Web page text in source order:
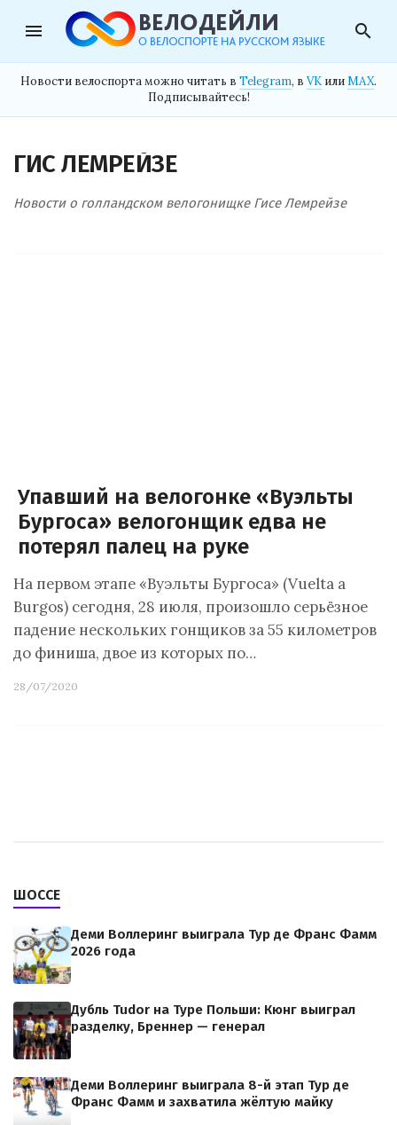
menu search
Новости велоспорта можно читать в Telegram, в VK илиMAX.
Подписывайтесь!
ГИС ЛЕМРЕЙЗЕ
Новости о голландском велогонищке Гисе Лемрейзе
Упавший на велогонке «Вуэльты
Бургоса» велогонщик едва не
потерял палец на руке
На первом этапе «Вуэльты Бургоса» (Vuelta a
Burgos) сегодня, 28 июля, произошло серьёзное
падение нескольких гонщиков за 55 километров
до финиша, двое из которых по…
28/07/2020
ШОССЕ
Деми Воллеринг выиграла Тур де Франс Фамм
2026 года
Дубль Tudor на Туре Польши: Кюнг выиграл
разделку, Бреннер — генерал
Деми Воллеринг выиграла 8-й этап Тур де
Франс Фамм и захватила жёлтую майку